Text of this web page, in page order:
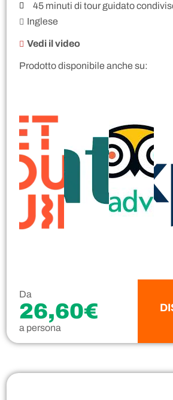
45 minuti di tour guidato
Inglese
Vedi il video
Prodotto disponibile anche su:
Da
26,60€
a persona